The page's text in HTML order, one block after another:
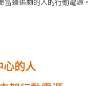
心的人